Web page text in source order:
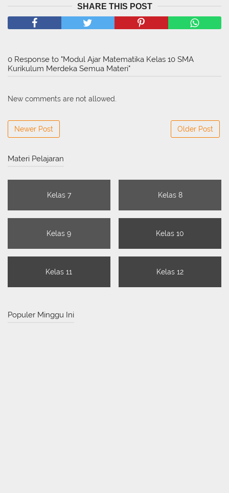
SHARE THIS POST
0 Response to "Modul Ajar Matematika Kelas 10 SMA
Kurikulum Merdeka Semua Materi"
New comments are not allowed.
Newer Post Older Post
Materi Pelajaran
Kelas 7 Kelas 8
Kelas 9 Kelas 10
Kelas 11 Kelas 12
Populer Minggu Ini